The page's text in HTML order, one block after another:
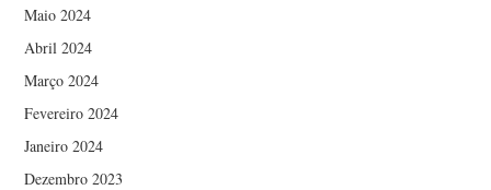
Maio 2024
Abril 2024
Março 2024
Fevereiro 2024
Janeiro 2024
Dezembro 2023